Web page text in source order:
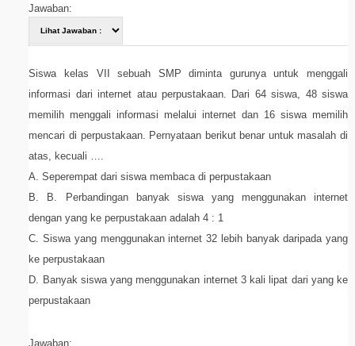
Jawaban:
Siswa kelas VII sebuah SMP diminta gurunya untuk menggali
informasi dari internet atau perpustakaan. Dari 64 siswa, 48 siswa
memilih menggali informasi melalui internet dan 16 siswa memilih
mencari di perpustakaan. Pernyataan berikut benar untuk masalah di
atas, kecuali ….
A. Seperempat dari siswa membaca di perpustakaan
B. B. Perbandingan banyak siswa yang menggunakan internet
dengan yang ke perpustakaan adalah 4 : 1
C. Siswa yang menggunakan internet 32 lebih banyak daripada yang
ke perpustakaan
D. Banyak siswa yang menggunakan internet 3 kali lipat dari yang ke
perpustakaan
Jawaban: